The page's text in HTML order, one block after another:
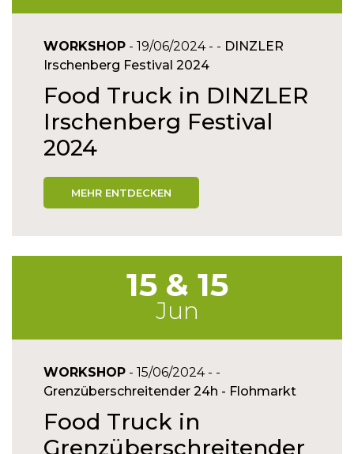
WORKSHOP - 19/06/2024 - - DINZLER
Irschenberg Festival 2024
Food Truck in DINZLER
Irschenberg Festival
2024
MEHR ENTDECKEN
15 & 15
Jun
WORKSHOP - 15/06/2024 - -
Grenzüberschreitender 24h - Flohmarkt
Food Truck in
Grenzüberschreitender